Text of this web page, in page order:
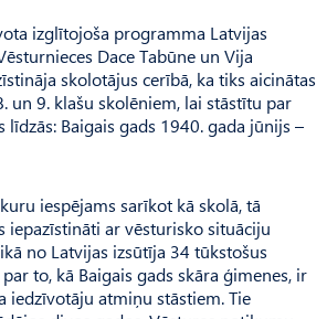
izglītojoša programma Latvijas
Dace Tabūne un Vija
skolotājus cerībā, ka tiks aicinātas
un 9. klašu skolēniem, lai stāstītu par
līdzās: Baigais gads 1940. gada jūnijs –
iespējams sarīkot kā skolā, tā
iepazīstināti ar vēsturisko situāciju
no Latvijas izsūtīja 34 tūkstošus
to, kā Baigais gads skāra ģimenes, ir
iedzīvotāju atmiņu stāstiem. Tie